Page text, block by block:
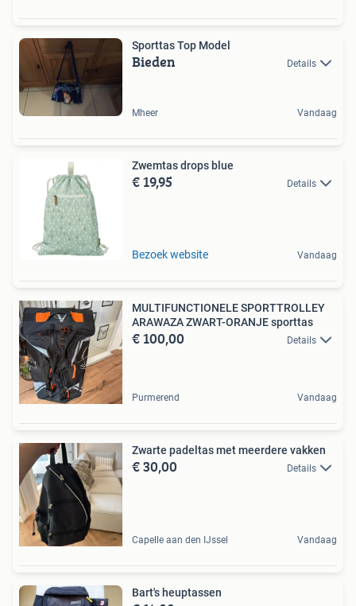
Sporttas Top Model
Bieden Details
Mheer Vandaag
Zwemtas drops blue
€ 19,95 Details
Bezoek website Vandaag
MULTIFUNCTIONELE SPORTTROLLEY
ARAWAZA ZWART-ORANJE sporttas
€ 100,00 Details
Purmerend Vandaag
Zwarte padeltas met meerdere vakken
€ 30,00 Details
Capelle aan den IJssel Vandaag
Bart's heuptassen